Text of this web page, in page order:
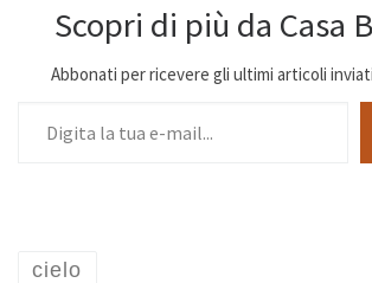
Scopri di più da Casa
Abbonati per ricevere gli ultimi articoli
cielo